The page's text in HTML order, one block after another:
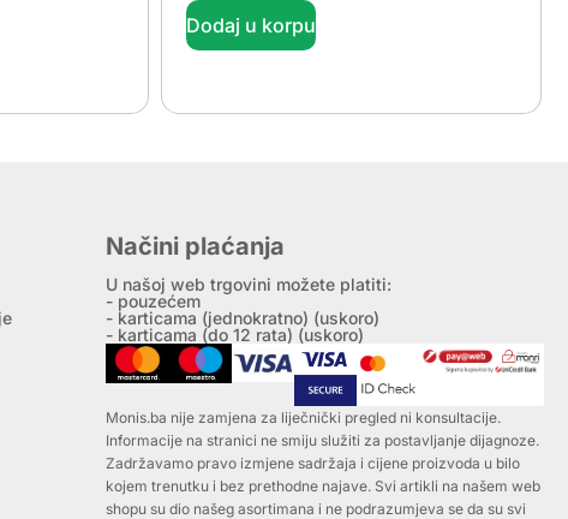
Dodaj u korpu
Načini plaćanja
U našoj web trgovini možete platiti:
- pouzećem
- karticama (jednokratno) (uskoro)
- karticama (do 12 rata) (uskoro)
Monis.ba nije zamjena za liječnički pregled ni konsultacije.
Informacije na stranici ne smiju služiti za postavljanje dijagnoze.
Zadržavamo pravo izmjene sadržaja i cijene proizvoda u bilo
kojem trenutku i bez prethodne najave. Svi artikli na našem web
shopu su dio našeg asortimana i ne podrazumjeva se da su svi